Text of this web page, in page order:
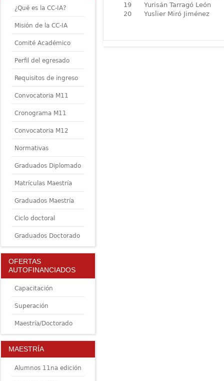
19
Yurisán Tarragó León
20
Yuslier Miró Jiménez
¿Qué es la CC-IA?
Misión de la CC-IA
Comité Académico
Perfil del egresado
Requisitos de ingreso
Convocatoria M11
Cronograma M11
Convocatoria M12
Normativas
Graduados Diplomado
Matrículas Maestría
Graduados Maestría
Ciclo doctoral
Graduados Doctorado
OFERTAS
AUTOFINANCIADOS
Capacitación
Superación
Maestría/Doctorado
MAESTRÍA
Alumnos 11na edición